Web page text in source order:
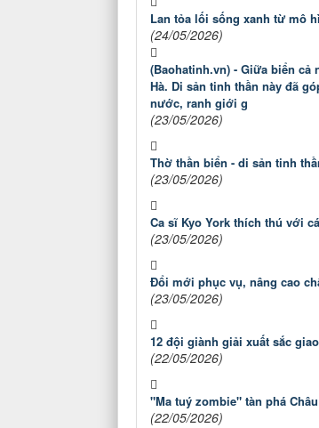
Lan tỏa lối sống xanh từ mô
(24/05/2026)
(Baohatinh.vn) - Giữa biển
Hà. Di sản tinh thần này đã
nước, ranh giới g
(23/05/2026)
Thờ thần biển - di sản tinh
(23/05/2026)
Ca sĩ Kyo York thích thú với
(23/05/2026)
Đổi mới phục vụ, nâng cao
(23/05/2026)
12 đội giành giải xuất sắc
(22/05/2026)
"Ma tuý zombie" tàn phá
(22/05/2026)